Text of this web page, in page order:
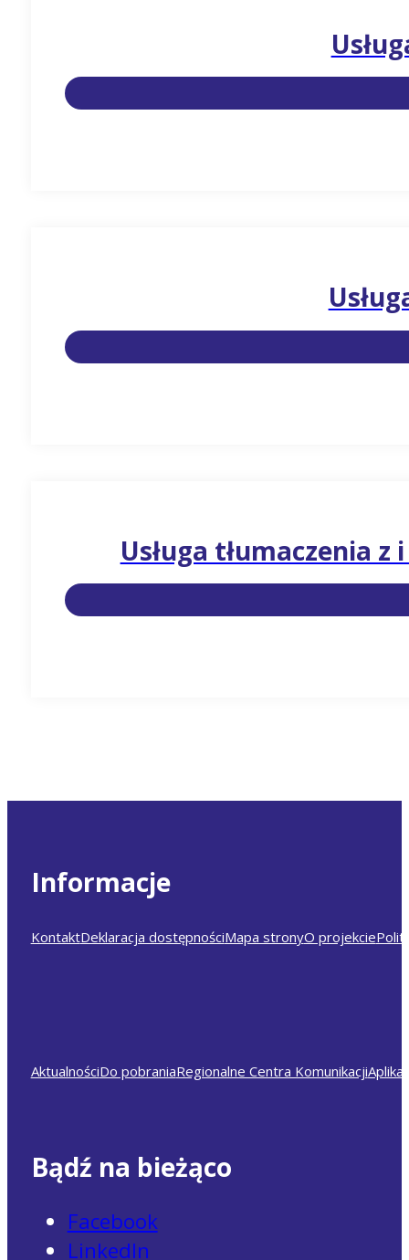
Usługa tłumaczenia
Informacje
KontaktDeklaracja dostępnościMapa stronyO projekcie
AktualnościDo pobraniaRegionalne Centra Komunikacji
Bądź na bieżąco
Facebook
LinkedIn